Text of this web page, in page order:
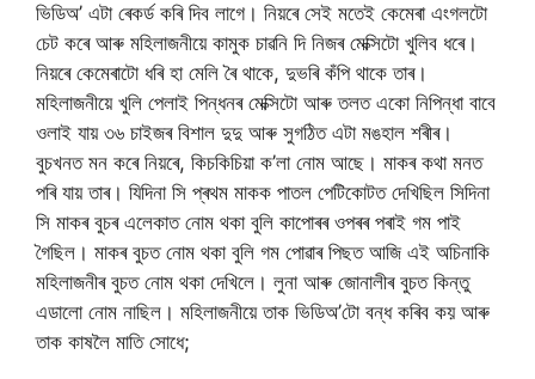
ভিডিঅ’ এটা ৰেকৰ্ড কৰি দিব লাগে। নিয়ৰে সেই মতেই কেমেৰা এংগলটো
চেট কৰে আৰু মহিলাজনীয়ে কামুক চাৱনি দি নিজৰ মেক্সিটো খুলিব ধৰে।
নিয়ৰে কেমেৰাটো ধৰি হা মেলি ৰৈ থাকে, দুভৰি কঁপি থাকে তাৰ।
মহিলাজনীয়ে খুলি পেলাই পিন্ধনৰ মেক্সিটো আৰু তলত একো নিপিন্ধা বাবে
ওলাই যায় ৩৬ চাইজৰ বিশাল দুদু আৰু সুগঠিত এটা মঙহাল শৰীৰ।
বুচখনত মন কৰে নিয়ৰে, কিচকিচিয়া ক’লা নোম আছে। মাকৰ কথা মনত
পৰি যায় তাৰ। যিদিনা সি প্ৰথম মাকক পাতল পেটিকোটত দেখিছিল সিদিনা
সি মাকৰ বুচৰ এলেকাত নোম থকা বুলি কাপোৰৰ ওপৰৰ পৰাই গম পাই
গৈছিল। মাকৰ বুচত নোম থকা বুলি গম পোৱাৰ পিছত আজি এই অচিনাকি
মহিলাজনীৰ বুচত নোম থকা দেখিলে। লুনা আৰু জোনালীৰ বুচত কিন্তু
এডালো নোম নাছিল। মহিলাজনীয়ে তাক ভিডিঅ’টো বন্ধ কৰিব কয় আৰু
তাক কাষলৈ মাতি সোধে;